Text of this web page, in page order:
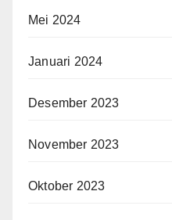
Mei 2024
Januari 2024
Desember 2023
November 2023
Oktober 2023